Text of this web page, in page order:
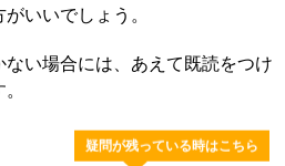
いいでしょう。
い場合には、あえて既読をつけ
疑問が残っている時はこちら